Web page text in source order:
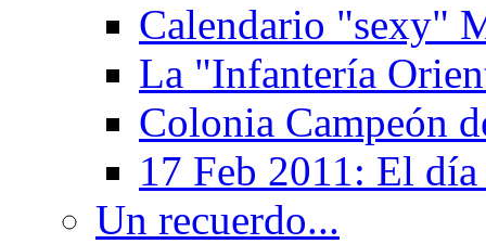
Calendario "sexy"
La "Infantería
Colonia Campeón
17 Feb 2011: El
Un recuerdo...